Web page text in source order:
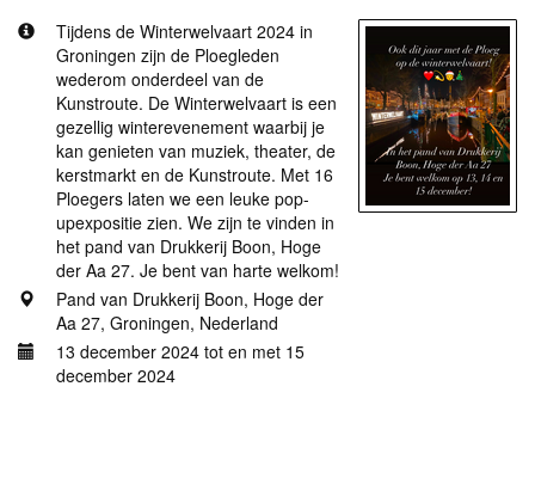
Tijdens de Winterwelvaart 2024 in
Groningen zijn de Ploegleden
wederom onderdeel van de
Kunstroute. De Winterwelvaart is een
gezellig winterevenement waarbij je
kan genieten van muziek, theater, de
kerstmarkt en de Kunstroute. Met 16
Ploegers laten we een leuke pop-
upexpositie zien. We zijn te vinden in
het pand van Drukkerij Boon, Hoge
der Aa 27. Je bent van harte welkom!
Pand van Drukkerij Boon, Hoge der
Aa 27, Groningen, Nederland
13 december 2024 tot en met 15
december 2024